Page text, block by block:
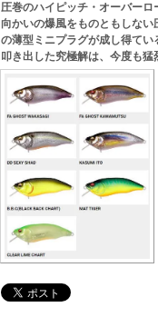
圧巻のハイピッチ・オーバーロ
向かいの爆風をものともしな
の薄型ミニプラグが成し得てい
叩き出した究極解は、今度も